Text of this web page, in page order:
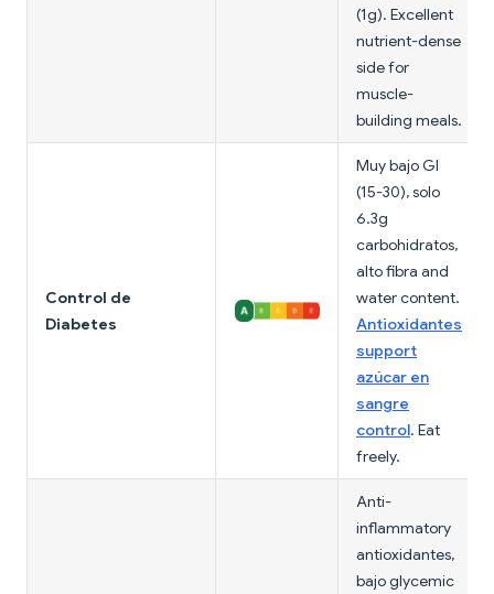
(1g). Excellent
nutrient-dense
side for
muscle-
building meals.
Control de
Diabetes
Muy bajo GI
(15-30), solo
6.3g
carbohidratos,
alto fibra and
water content.
Antioxidantes
support
azúcar en
sangre
control. Eat
freely.
Anti-
inflammatory
antioxidantes,
bajo glycemic